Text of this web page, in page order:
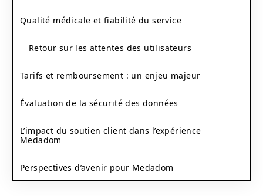
Qualité médicale et fiabilité du service
Retour sur les attentes des utilisateurs
Tarifs et remboursement : un enjeu majeur
Évaluation de la sécurité des données
L’impact du soutien client dans l’expérience
Medadom
Perspectives d’avenir pour Medadom